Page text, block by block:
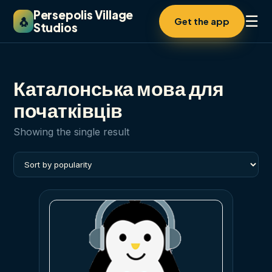
🐧 Persepolis Village
Studios
Get the app ☰
Каталонська мова для
початківців
Showing the single result